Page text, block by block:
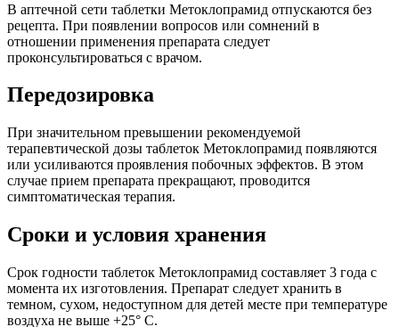
В аптечной сети таблетки Метоклопрамид отпускаются без
рецепта. При появлении вопросов или сомнений в
отношении применения препарата следует
проконсультироваться с врачом.
Передозировка
При значительном превышении рекомендуемой
терапевтической дозы таблеток Метоклопрамид появляются
или усиливаются проявления побочных эффектов. В этом
случае прием препарата прекращают, проводится
симптоматическая терапия.
Сроки и условия хранения
Срок годности таблеток Метоклопрамид составляет 3 года с
момента их изготовления. Препарат следует хранить в
темном, сухом, недоступном для детей месте при температуре
воздуха не выше +25° С.